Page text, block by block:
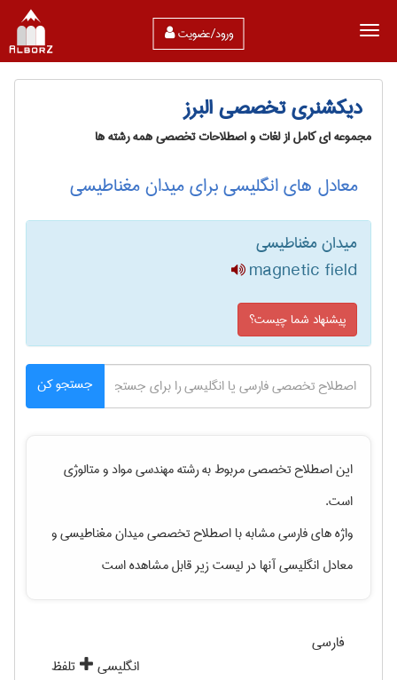
ورود/عضویت
دیکشنری تخصصی البرز
مجموعه ای کامل از لغات و اصطلاحات تخصصی همه رشته ها
معادل های انگلیسی برای میدان مغناطیسی
میدان مغناطیسی
magnetic field
پیشنهاد شما چیست؟
جستجو کن
این اصطلاح تخصصی مربوط به رشتهمهندسی مواد و متالوژی
است.
واژه های فارسی مشابه با اصطلاح تخصصیمیدان مغناطیسیو
معادل انگلیسی آنها در لیست زیر قابل مشاهده است
فارسی
انگلیسی
تلفظ